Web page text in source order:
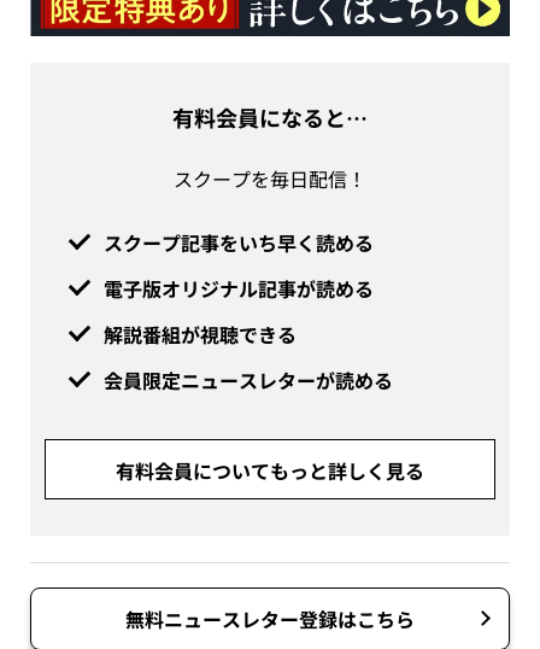
有料会員になると…
スクープを毎日配信！
スクープ記事をいち早く読める
電子版オリジナル記事が読める
解説番組が視聴できる
会員限定ニュースレターが読める
有料会員についてもっと詳しく見る
無料ニュースレター登録はこちら